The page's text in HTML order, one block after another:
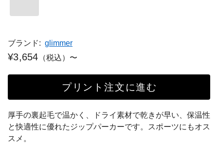
ブランド: glimmer
¥3,654 （税込）〜
プリント注文に進む
厚手の裏起毛で温かく、ドライ素材で乾きが早い、保温性
と快適性に優れたジップパーカーです。スポーツにもオス
スメ。